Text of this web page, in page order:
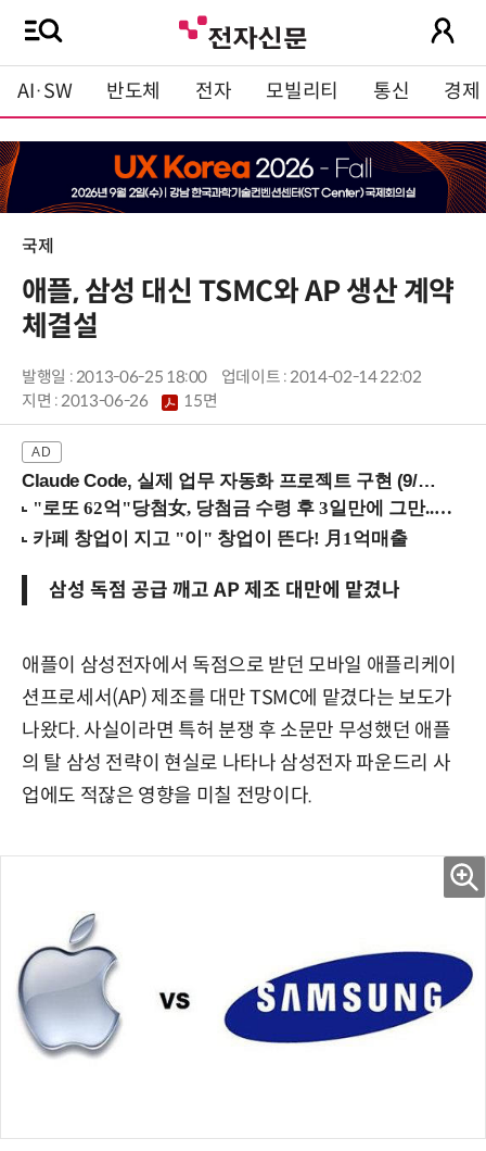
AI·SW 반도체 전자 모빌리티 통신 경제
국제
애플, 삼성 대신 TSMC와 AP 생산 계약
체결설
발행일 : 2013-06-25 18:00
업데이트 : 2014-02-14 22:02
지면 :2013-06-26 15면
Claude Code, 실제 업무 자동화 프로젝트 구현 (9/16 ~17 강남역)
삼성 독점 공급 깨고 AP 제조 대만에 맡겼나
애플이 삼성전자에서 독점으로 받던 모바일 애플리케이
션프로세서(AP) 제조를 대만 TSMC에 맡겼다는 보도가
나왔다. 사실이라면 특허 분쟁 후 소문만 무성했던 애플
의 탈 삼성 전략이 현실로 나타나 삼성전자 파운드리 사
업에도 적잖은 영향을 미칠 전망이다.